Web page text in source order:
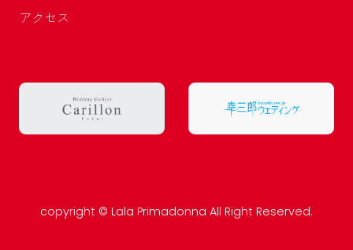
アクセス
copyright © Lala Primadonna All Right Reserved.